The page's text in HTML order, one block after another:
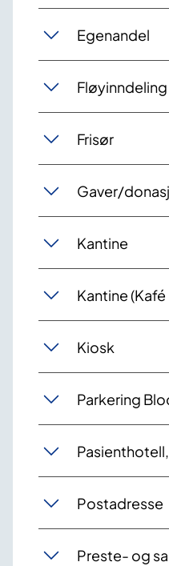
Egenandel
Fløyinndeling
Frisør
Gaver/
Kantine
Kantine
Kiosk
Parkering
Postadresse
Preste- og